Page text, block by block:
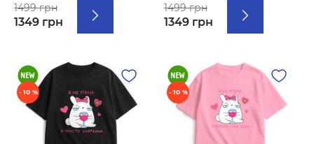
1499 грн
1349 грн
1499 грн
1349 грн
- 10 % - 10 %